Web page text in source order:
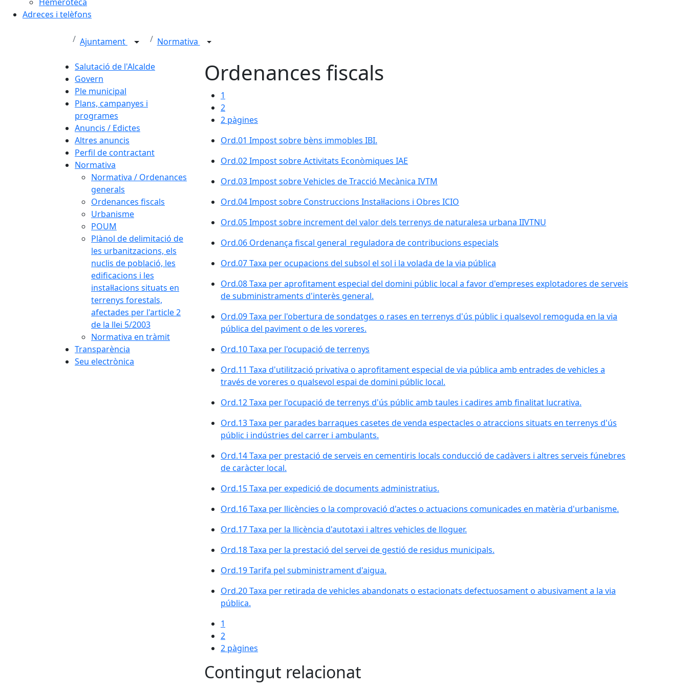
Adreces i telèfons
Ajuntament Normativa
Salutació de l'Alcalde
Govern
Ple municipal
Plans, campanyes i
programes
Anuncis / Edictes
Altres anuncis
Perfil de contractant
Normativa
Normativa / Ordenances
generals
Ordenances fiscals
Urbanisme
POUM
Plànol de delimitació de
les urbanitzacions, els
nuclis de població, les
edificacions i les
instal·lacions situats en
terrenys forestals,
afectades per l'article 2
de la llei 5/2003
Normativa en tràmit
Transparència
Seu electrònica
Ordenances fiscals
1
2
2 pàgines
Ord.01 Impost sobre bèns immobles IBI.
Ord.02 Impost sobre Activitats Econòmiques IAE
Ord.03 Impost sobre Vehicles de Tracció Mecànica IVTM
Ord.04 Impost sobre Construccions Instal·lacions i Obres ICIO
Ord.05 Impost sobre increment del valor dels terrenys de naturalesa urbana IIVTNU
Ord.06 Ordenança fiscal general_reguladora de contribucions especials
Ord.07 Taxa per ocupacions del subsol el sol i la volada de la via pública
Ord.08 Taxa per aprofitament especial del domini públic local a favor d'empreses explotadores de serveis
de subministraments d'interès general.
Ord.09 Taxa per l'obertura de sondatges o rases en terrenys d'ús públic i qualsevol remoguda en la via
pública del paviment o de les voreres.
Ord.10 Taxa per l'ocupació de terrenys
Ord.11 Taxa d'utilització privativa o aprofitament especial de via pública amb entrades de vehicles a
través de voreres o qualsevol espai de domini públic local.
Ord.12 Taxa per l'ocupació de terrenys d'ús públic amb taules i cadires amb finalitat lucrativa.
Ord.13 Taxa per parades barraques casetes de venda espectacles o atraccions situats en terrenys d'ús
públic i indústries del carrer i ambulants.
Ord.14 Taxa per prestació de serveis en cementiris locals conducció de cadàvers i altres serveis fúnebres
de caràcter local.
Ord.15 Taxa per expedició de documents administratius.
Ord.16 Taxa per llicències o la comprovació d'actes o actuacions comunicades en matèria d'urbanisme.
Ord.17 Taxa per la llicència d'autotaxi i altres vehicles de lloguer.
Ord.18 Taxa per la prestació del servei de gestió de residus municipals.
Ord.19 Tarifa pel subministrament d'aigua.
Ord.20 Taxa per retirada de vehicles abandonats o estacionats defectuosament o abusivament a la via
pública.
1
2
2 pàgines
Contingut relacionat